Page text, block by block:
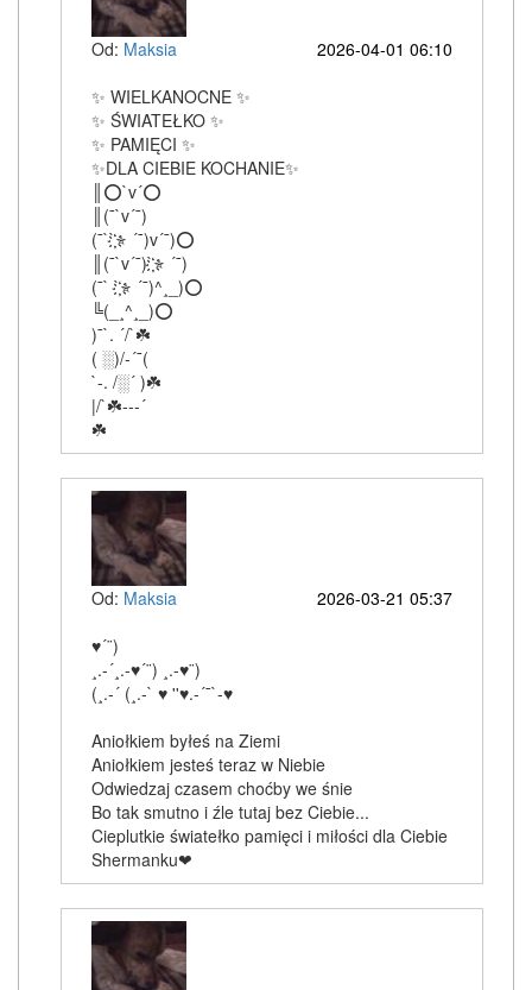
Od: Maksia
2026-04-01 06:10
✨ WIELKANOCNE ✨
✨ ŚWIATEŁKO ✨
✨ PAMIĘCI ✨
✨DLA CIEBIE KOCHANIE✨
║⭕`v´⭕
║(¯`v´¯)
(¯``҉҉⭐ ´¯)v´¯)⭕
║(¯`v´¯)`҉҉⭐ ´¯)
(¯` `҉҉⭐ ´¯)^¸_)⭕
╚(_¸^¸_)⭕
)¯`. ´/`☘️
( ░)/-´¯(
`-. /░´ )☘️
|/`☘️---´
☘️
Od: Maksia
2026-03-21 05:37
♥´¨)
¸.-´¸.-♥´¨) ¸.-♥¨)
(¸.-´ (¸.-` ♥ ''♥.-´¯`-♥
Aniołkiem byłeś na Ziemi
Aniołkiem jesteś teraz w Niebie
Odwiedzaj czasem choćby we śnie
Bo tak smutno i źle tutaj bez Ciebie...
Cieplutkie światełko pamięci i miłości dla Ciebie
Shermanku❤